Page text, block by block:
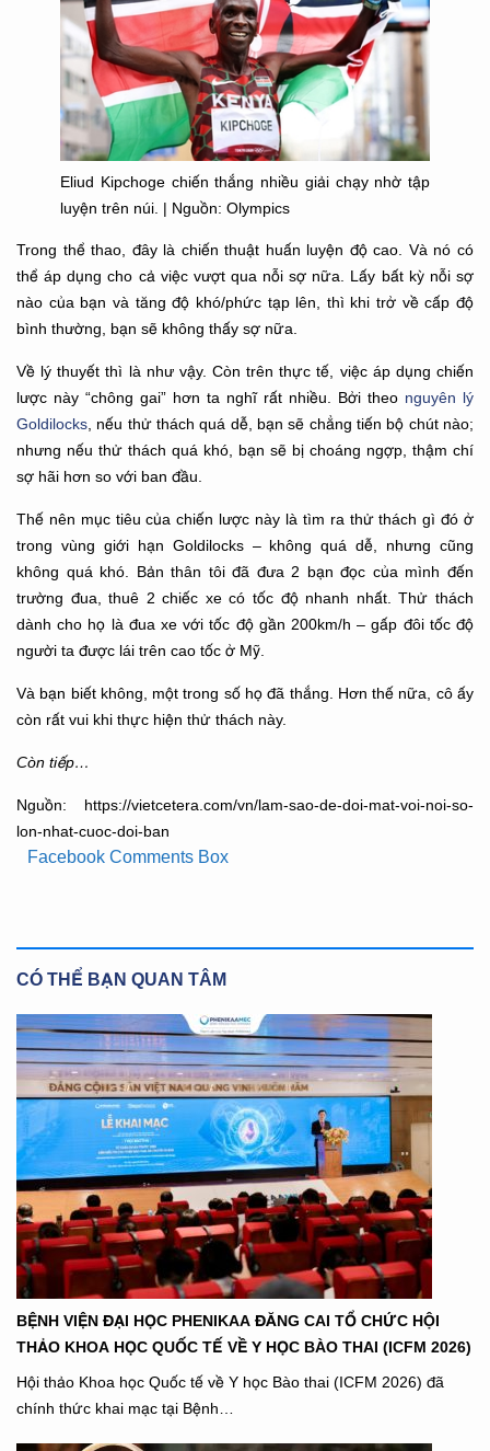
Eliud Kipchoge chiến thắng nhiều giải chạy nhờ tập
luyện trên núi. | Nguồn: Olympics
Trong thể thao, đây là chiến thuật huấn luyện độ cao. Và nó có
thể áp dụng cho cả việc vượt qua nỗi sợ nữa. Lấy bất kỳ nỗi sợ
nào của bạn và tăng độ khó/phức tạp lên, thì khi trở về cấp độ
bình thường, bạn sẽ không thấy sợ nữa.
Về lý thuyết thì là như vậy. Còn trên thực tế, việc áp dụng chiến
lược này “chông gai” hơn ta nghĩ rất nhiều. Bởi theo nguyên lý
Goldilocks , nếu thử thách quá dễ, bạn sẽ chẳng tiến bộ chút nào;
nhưng nếu thử thách quá khó, bạn sẽ bị choáng ngợp, thậm chí
sợ hãi hơn so với ban đầu.
Thế nên mục tiêu của chiến lược này là tìm ra thử thách gì đó ở
trong vùng giới hạn Goldilocks – không quá dễ, nhưng cũng
không quá khó. Bản thân tôi đã đưa 2 bạn đọc của mình đến
trường đua, thuê 2 chiếc xe có tốc độ nhanh nhất. Thử thách
dành cho họ là đua xe với tốc độ gần 200km/h – gấp đôi tốc độ
người ta được lái trên cao tốc ở Mỹ.
Và bạn biết không, một trong số họ đã thắng. Hơn thế nữa, cô ấy
còn rất vui khi thực hiện thử thách này.
Còn tiếp…
Nguồn: https://vietcetera.com/vn/lam-sao-de-doi-mat-voi-noi-so-
lon-nhat-cuoc-doi-ban
Facebook Comments Box
CÓ THỂ BẠN QUAN TÂM
BỆNH VIỆN ĐẠI HỌC PHENIKAA ĐĂNG CAI TỔ CHỨC HỘI
THẢO KHOA HỌC QUỐC TẾ VỀ Y HỌC BÀO THAI (ICFM 2026)
Hội thảo Khoa học Quốc tế về Y học Bào thai (ICFM 2026) đã
chính thức khai mạc tại Bệnh…